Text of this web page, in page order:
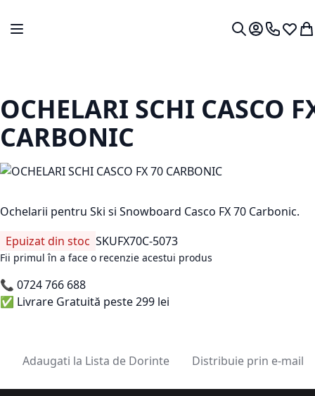
Comutare în navigare
Contul meu.
0724 766
Lista
OCHELARI SCHI CASCO
CARBONIC
Ochelarii pentru Ski si Snowboard Casco FX 70 Carbonic.
Epuizat din stoc SKUFX70C-5073
Fii primul în a face o recenzie acestui produs
📞 0724 766 688
✅ Livrare Gratuită peste 299 lei
Adaugati la Lista de Dorinte Distribuie prin e-mail